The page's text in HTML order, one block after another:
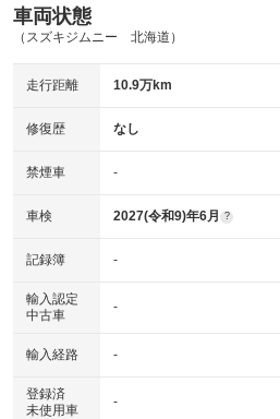
車両状態
（スズキジムニー 北海道）
走行距離 10.9万km
修復歴 なし
禁煙車 -
車検 2027(令和9)年6月 ?
記録簿 -
輸入認定
中古車
-
輸入経路 -
登録済
未使用車
-